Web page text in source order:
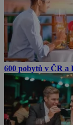
600 pobytů v ČR a